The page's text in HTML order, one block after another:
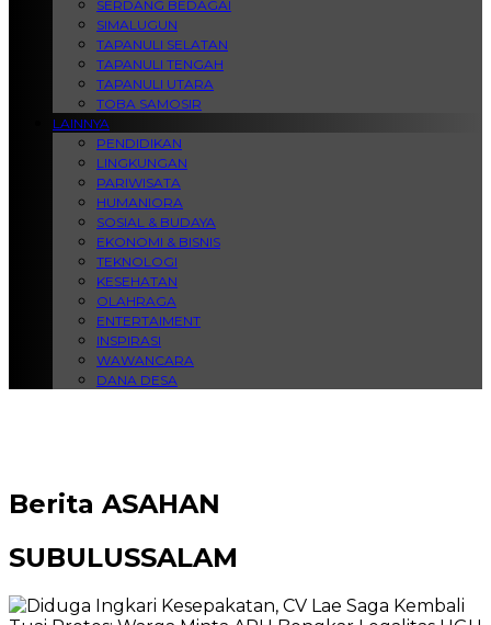
SERDANG BEDAGAI
SIMALUGUN
TAPANULI SELATAN
TAPANULI TENGAH
TAPANULI UTARA
TOBA SAMOSIR
LAINNYA
PENDIDIKAN
LINGKUNGAN
PARIWISATA
HUMANIORA
SOSIAL & BUDAYA
EKONOMI & BISNIS
TEKNOLOGI
KESEHATAN
OLAHRAGA
ENTERTAIMENT
INSPIRASI
WAWANCARA
DANA DESA
Berita ASAHAN
SUBULUSSALAM